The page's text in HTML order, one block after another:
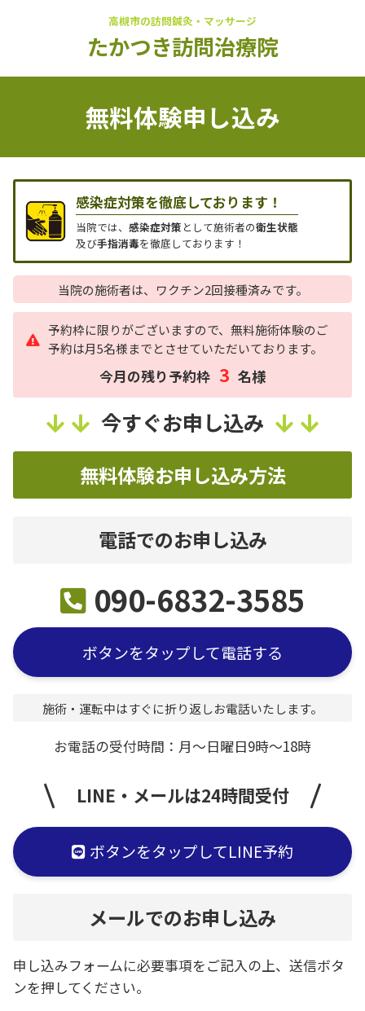
高槻市の訪問鍼灸・マッサージ
たかつき訪問治療院
無料体験申し込み
感染症対策を徹底しております！
当院では、 感染症対策 として施術者の衛生状態
及び手指消毒を徹底しております！
当院の施術者は、ワクチン2回接種済みです。
予約枠に限りがございますので、無料施術体験のご
予約は月5名様までとさせていただいております。
今月の残り予約枠 3 名様
今すぐお申し込み
無料体験お申し込み方法
電話でのお申し込み
090-6832-3585
ボタンをタップして電話する
施術・運転中はすぐに折り返しお電話いたします。
お電話の受付時間：月〜日曜日9時〜18時
LINE・メールは24時間受付
ボタンをタップしてLINE予約
メールでのお申し込み
申し込みフォームに必要事項をご記入の上、送信ボタ
ンを押してください。